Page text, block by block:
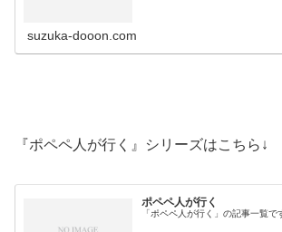
suzuka-dooon.com
『ポペペ人が行く』シリーズはこちら↓
ポペペ人が行く
「ポペペ人が行く」の記事一覧で